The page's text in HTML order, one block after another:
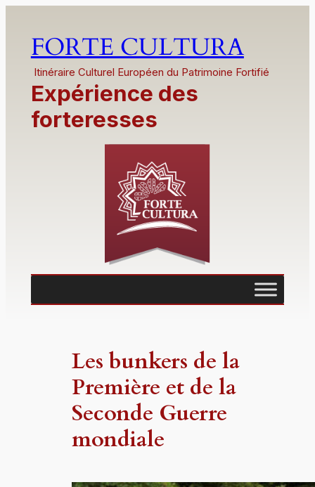
FORTE CULTURA
Itinéraire Culturel Européen du Patrimoine Fortifié
Expérience des
forteresses
Les bunkers de la
Première et de la
Seconde Guerre
mondiale